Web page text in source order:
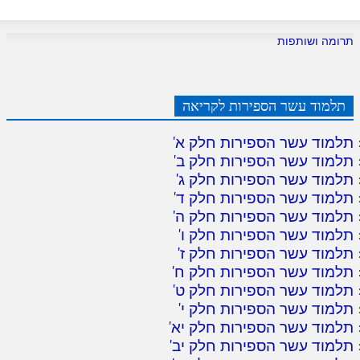
תרומה ושותפות
תלמוד עשר הספירות לקריאה
תלמוד עשר הספירות חלק א'
תלמוד עשר הספירות חלק ב'
תלמוד עשר הספירות חלק ג'
תלמוד עשר הספירות חלק ד'
תלמוד עשר הספירות חלק ה'
תלמוד עשר הספירות חלק ו'
תלמוד עשר הספירות חלק ז'
תלמוד עשר הספירות חלק ח'
תלמוד עשר הספירות חלק ט'
תלמוד עשר הספירות חלק י'
תלמוד עשר הספירות חלק יא'
תלמוד עשר הספירות חלק יב'